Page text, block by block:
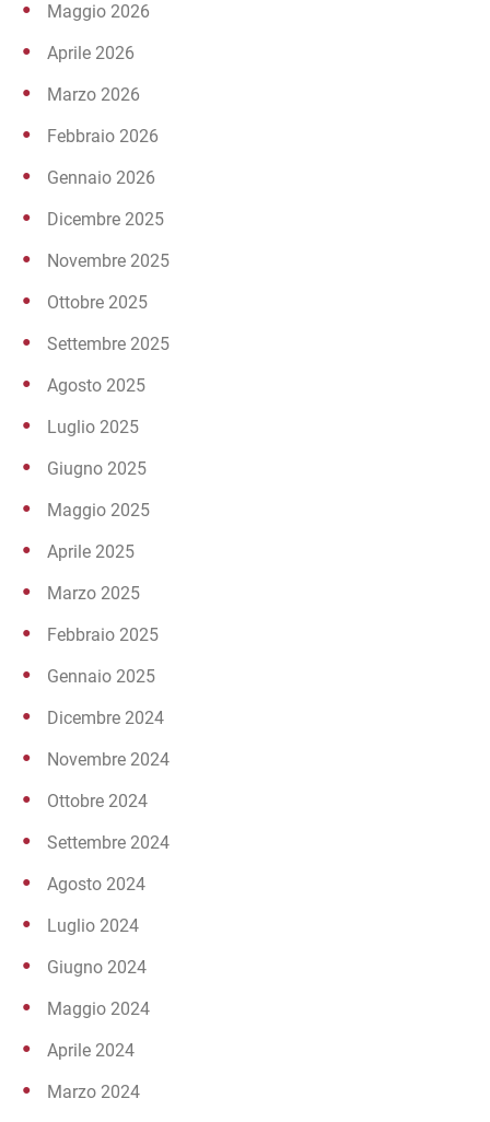
Maggio 2026
Aprile 2026
Marzo 2026
Febbraio 2026
Gennaio 2026
Dicembre 2025
Novembre 2025
Ottobre 2025
Settembre 2025
Agosto 2025
Luglio 2025
Giugno 2025
Maggio 2025
Aprile 2025
Marzo 2025
Febbraio 2025
Gennaio 2025
Dicembre 2024
Novembre 2024
Ottobre 2024
Settembre 2024
Agosto 2024
Luglio 2024
Giugno 2024
Maggio 2024
Aprile 2024
Marzo 2024